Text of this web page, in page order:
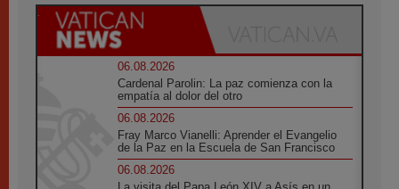
06.08.2026
Cardenal Parolin: La paz comienza con la
empatía al dolor del otro
06.08.2026
Fray Marco Vianelli: Aprender el Evangelio
de la Paz en la Escuela de San Francisco
06.08.2026